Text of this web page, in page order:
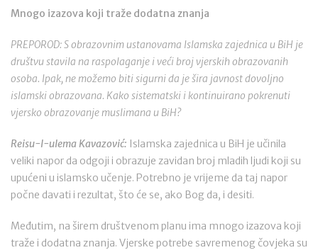
Mnogo izazova koji traže dodatna znanja
PREPOROD: S obrazovnim ustanovama Islamska zajednica u BiH je
društvu stavila na raspolaganje i veći broj vjerskih obrazovanih
osoba. Ipak, ne možemo biti sigurni da je šira javnost dovoljno
islamski obrazovana. Kako sistematski i kontinuirano pokrenuti
vjersko obrazovanje muslimana u BiH?
Reisu-l-ulema Kavazović: Islamska zajednica u BiH je učinila
veliki napor da odgoji i obrazuje zavidan broj mladih ljudi koji su
upućeni u islamsko učenje. Potrebno je vrijeme da taj napor
počne davati i rezultat, što će se, ako Bog da, i desiti.
Međutim, na širem društvenom planu ima mnogo izazova koji
traže i dodatna znanja. Vjerske potrebe savremenog čovjeka su